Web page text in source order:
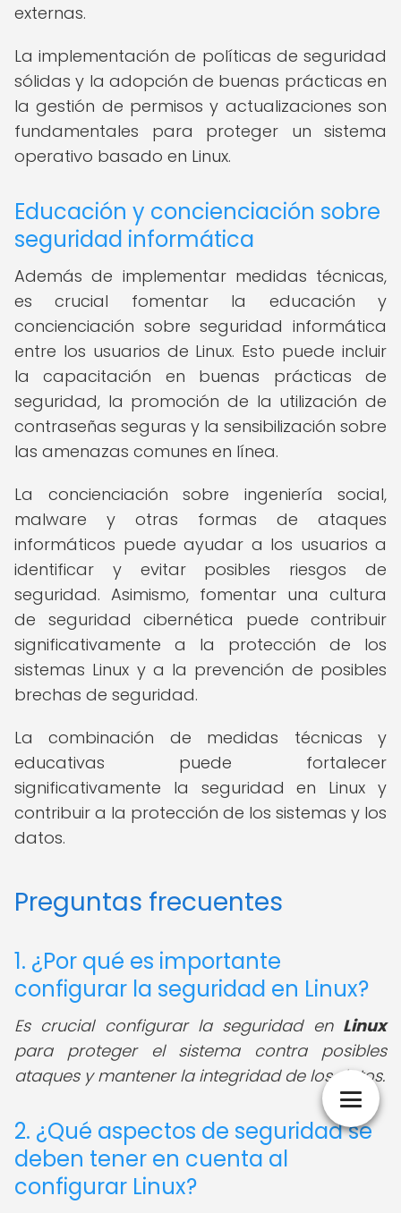
externas.
La implementación de políticas de seguridad
sólidas y la adopción de buenas prácticas en
la gestión de permisos y actualizaciones son
fundamentales para proteger un sistema
operativo basado en Linux.
Educación y concienciación sobre
seguridad informática
Además de implementar medidas técnicas,
es crucial fomentar la educación y
concienciación sobre seguridad informática
entre los usuarios de Linux. Esto puede incluir
la capacitación en buenas prácticas de
seguridad, la promoción de la utilización de
contraseñas seguras y la sensibilización sobre
las amenazas comunes en línea.
La concienciación sobre ingeniería social,
malware y otras formas de ataques
informáticos puede ayudar a los usuarios a
identificar y evitar posibles riesgos de
seguridad. Asimismo, fomentar una cultura
de seguridad cibernética puede contribuir
significativamente a la protección de los
sistemas Linux y a la prevención de posibles
brechas de seguridad.
La combinación de medidas técnicas y
educativas puede fortalecer
significativamente la seguridad en Linux y
contribuir a la protección de los sistemas y los
datos.
Preguntas frecuentes
1. ¿Por qué es importante
configurar la seguridad en Linux?
Es crucial configurar la seguridad en Linux
para proteger el sistema contra posibles
ataques y mantener la integridad de los datos.
2. ¿Qué aspectos de seguridad se
deben tener en cuenta al
configurar Linux?